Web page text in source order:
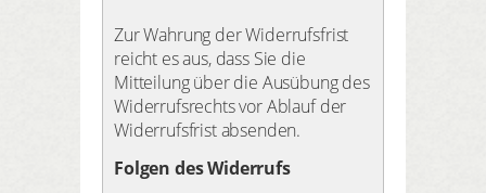
Zur Wahrung der Widerrufsfrist
reicht es aus, dass Sie die
Mitteilung über die Ausübung des
Widerrufsrechts vor Ablauf der
Widerrufsfrist absenden.
Folgen des Widerrufs